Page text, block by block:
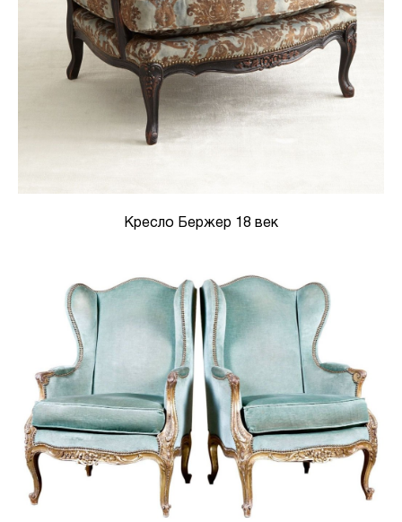
Кресло Бержер 18 век